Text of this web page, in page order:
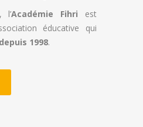
l’Académie Fihri est
éducative qui
depuis 1998.